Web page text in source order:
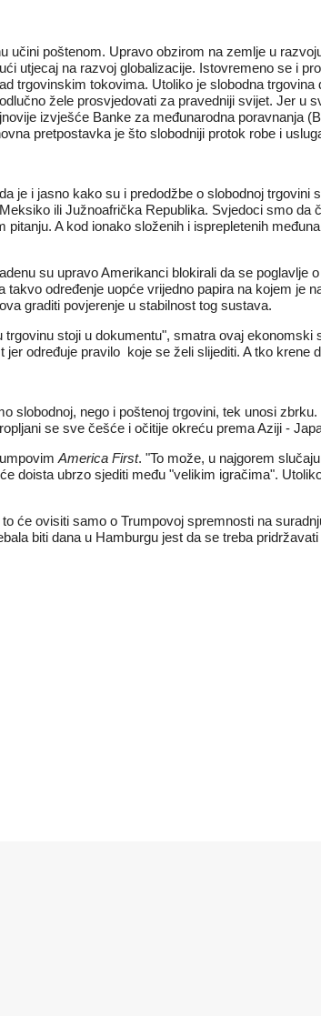
učini poštenom. Upravo obzirom na zemlje u
utjecaj na razvoj globalizacije. Istovremeno se i
trgovinskim tokovima. Utoliko je slobodna
žele prosvjedovati za pravedniji svijet. Jer
izvješće Banke za međunarodna poravnanja
pretpostavka je što slobodniji protok robe i
je i jasno kako su i predodžbe o slobodnoj
ili Južnoafrička Republika. Svjedoci smo
pitanju. A kod ionako složenih i isprepletenih
su upravo Amerikanci blokirali da se
određenje uopće vrijedno papira na kojem
graditi povjerenje u stabilnost tog sustava.
stoji u dokumentu", smatra ovaj
određuje pravilo koje se želi slijediti. A tko
slobodnoj, nego i poštenoj trgovini, tek unosi
se sve češće i očitije okreću prema Aziji -
America First. "To može, u najgorem
doista ubrzo sjediti među "velikim igračima".
će ovisiti samo o Trumpovoj spremnosti na
biti dana u Hamburgu jest da se treba